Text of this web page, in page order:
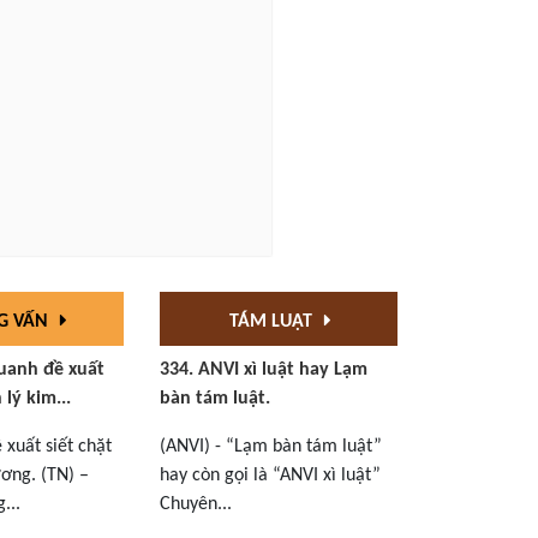
VẤN
đề xuất
lý kim...
xuất siết chặt
(TN) –
TÁM LUẬT
334. ANVI xì luật hay Lạm
bàn tám luật.
(ANVI) - “Lạm bàn tám luật”
hay còn gọi là “ANVI xì luật”
Chuyên...